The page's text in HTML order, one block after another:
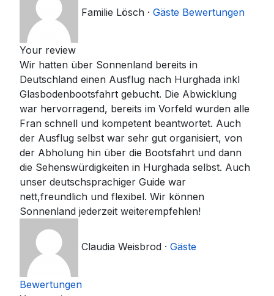
Familie Lösch · Gäste Bewertungen
Your review
Wir hatten über Sonnenland bereits in
Deutschland einen Ausflug nach Hurghada inkl
Glasbodenbootsfahrt gebucht. Die Abwicklung
war hervorragend, bereits im Vorfeld wurden alle
Fran schnell und kompetent beantwortet. Auch
der Ausflug selbst war sehr gut organisiert, von
der Abholung hin über die Bootsfahrt und dann
die Sehenswürdigkeiten in Hurghada selbst. Auch
unser deutschsprachiger Guide war
nett,freundlich und flexibel. Wir können
Sonnenland jederzeit weiterempfehlen!
Claudia Weisbrod · Gäste
Bewertungen